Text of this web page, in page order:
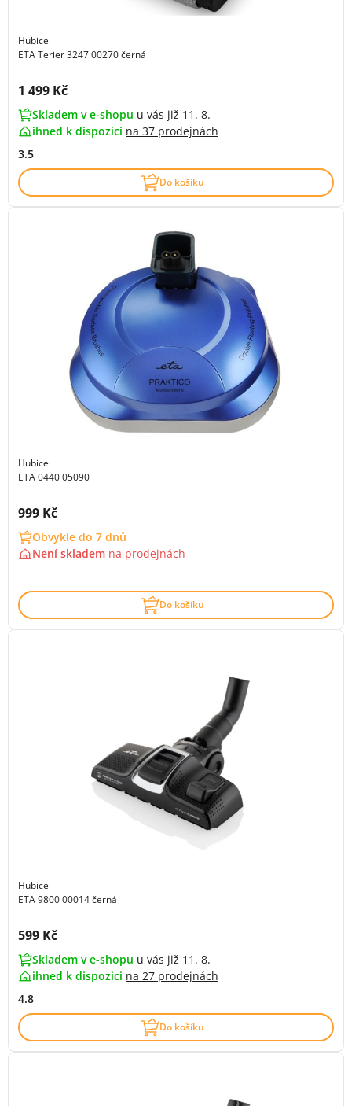
Hubice
ETA Terier 3247 00270 černá
Cena s DPH:
1 499 Kč
Skladem v e-shopu u vás již 11. 8.
ihned k dispozici na 37 prodejnách
3.5
Do košíku
Hubice
ETA 0440 05090
Cena s DPH:
999 Kč
Obvykle do 7 dnů
Není skladem na prodejnách
Do košíku
Hubice
ETA 9800 00014 černá
Cena s DPH:
599 Kč
Skladem v e-shopu u vás již 11. 8.
ihned k dispozici na 27 prodejnách
4.8
Do košíku